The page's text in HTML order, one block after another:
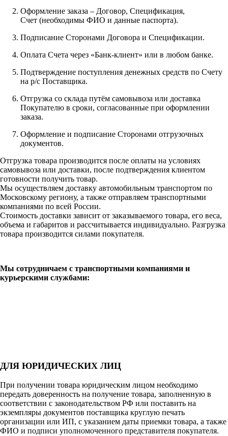
Оформление заказа – Договор, Спецификация,
Счет (необходимы ФИО и данные паспорта).
Подписание Сторонами Договора и Спецификации.
Оплата Счета через «Банк-клиент» или в любом банке.
Подтверждение поступления денежных средств по Счету
на р/с Поставщика.
Отгрузка со склада путём самовывоза или доставка
Покупателю в сроки, согласованные при оформлении
заказа.
Оформление и подписание Сторонами отгрузочных
документов.
Отгрузка товара производится после оплаты на условиях
самовывоза или доставки, после подтверждения клиентом
готовности получить товар.
Мы осуществляем доставку автомобильным транспортом по
Московскому региону, а также отправляем транспортными
компаниями по всей России.
Стоимость доставки зависит от заказываемого товара, его веса,
объема и габаритов и рассчитывается индивидуально. Разгрузка
товара производится силами покупателя.
Мы сотрудничаем с транспортными компаниями и
курьерскими службами:
ДЛЯ ЮРИДИЧЕСКИХ ЛИЦ
При получении товара юридическим лицом необходимо
передать доверенность на получение товара, заполненную в
соответствии с законодательством РФ или поставить на
экземпляры документов поставщика круглую печать
организации или ИП, с указанием даты приемки товара, а также
ФИО и подписи уполномоченного представителя покупателя.